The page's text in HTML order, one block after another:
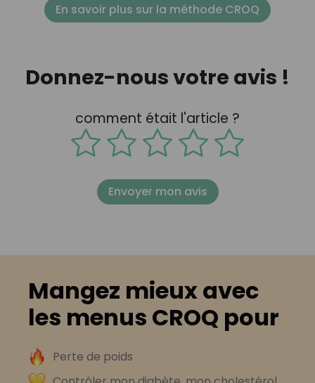
En savoir plus sur la méthode CROQ
Donnez-nous votre avis !
comment était l'article ?
Envoyer mon avis
Mangez mieux avec
les menus CROQ pour
Perte de poids